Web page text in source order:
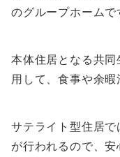
のグループホームで
本体住居となる共
用して、食事や余暇
サテライト型住居で
が行われるので、